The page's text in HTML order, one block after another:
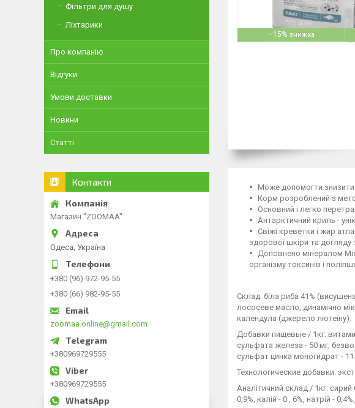
–15%
Може допомогти знизити
Корм розроблений з
Основний і легко
Антарктичний криль -
Свіжі креветки і жир
здорової шкіри та
Доповнено мінералом
організму токсинів і
Склад: біла риба 41%
лососеве масло, динамічно
календула (джерело лютеїну).
Добавки пищевые / 1кг:
сульфата железа - 50 мг,
сульфат цинка моногидрат -
Технологические добавки:
Аналітичний склад / 1кг: сирий
0,9%, калій - 0 , 6%, натрій -
Фільтри для душу
Ліхтарики
Про компанію
Відгуки
Умови доставки
Новини
Статті
Контакти
Магазин "ZOOMAA"
Одеса, Україна
+380 (96) 972-95-55
+380 (66) 982-95-55
zoomaa.online@gmail.com
+380969729555
+380969729555